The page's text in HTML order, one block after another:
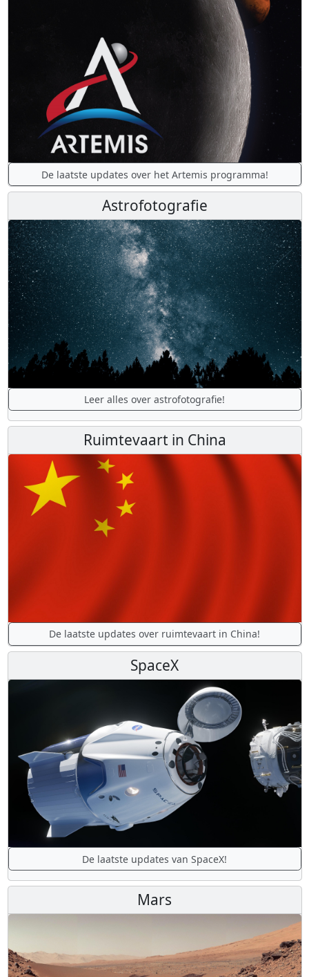
De laatste updates over het Artemis programma!
Astrofotografie
Leer alles over astrofotografie!
Ruimtevaart in China
De laatste updates over ruimtevaart in China!
SpaceX
De laatste updates van SpaceX!
Mars